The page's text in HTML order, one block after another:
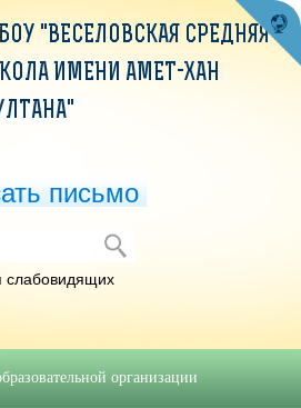
ГРАЖДАН
"ВЕСЕЛОВСКАЯ СРЕДНЯЯ
ИМЕНИ АМЕТ-ХАН
письмо
слабовидящих
организации